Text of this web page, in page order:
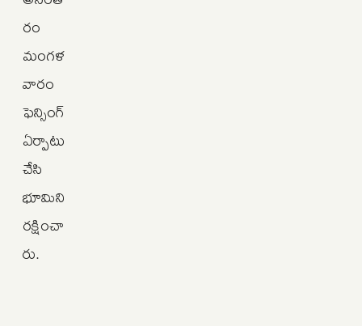
రం
మంగళ
వారం
ఫెన్సింగ్‌
ఏర్పాటు
చేసి
భూమిని
రక్షించా
రు.